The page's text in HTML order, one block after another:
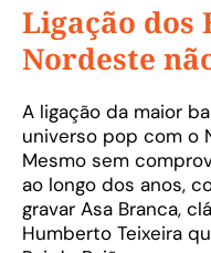
Ligação dos
Nordeste
A ligação da maior
universo pop com o
Mesmo sem
ao longo dos anos,
gravar Asa Branca,
Humberto Teixeira